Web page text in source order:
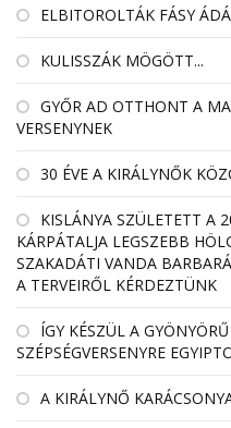
ELBITOROLTÁK FÁSY
KULISSZÁK MÖGÖTT...
GYŐR AD OTTHONT A
VERSENYNEK
30 ÉVE A KIRÁLYNŐK
KISLÁNYA SZÜLETETT A
KÁRPÁTALJA LEGSZEBB
SZAKADÁTI VANDA
A TERVEIRŐL KÉRDEZTÜNK
ÍGY KÉSZÜL A
SZÉPSÉGVERSENYRE
A KIRÁLYNŐ